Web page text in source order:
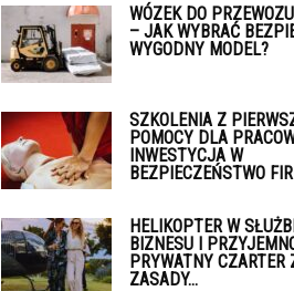
WÓZEK DO
– JAK WYBRAĆ
WYGODNY MODEL?
SZKOLENIA Z
POMOCY DLA
INWESTYCJA W
BEZPIECZEŃSTWO
HELIKOPTER W
BIZNESU I
PRYWATNY CZARTER
ZASADY...